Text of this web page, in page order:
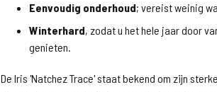
Eenvoudig onderhoud; vereist weinig
Winterhard, zodat u het hele jaar door
genieten.
De Iris 'Natchez Trace' staat bekend om zijn